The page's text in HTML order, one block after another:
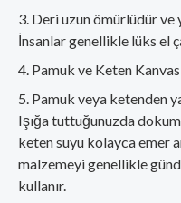
Deri uzun ömürlüdür ve
İnsanlar genellikle lüks el
Pamuk ve Keten Kanvas
Pamuk veya ketenden
Işığa tuttuğunuzda
keten suyu kolayca emer
malzemeyi genellikle
kullanır.